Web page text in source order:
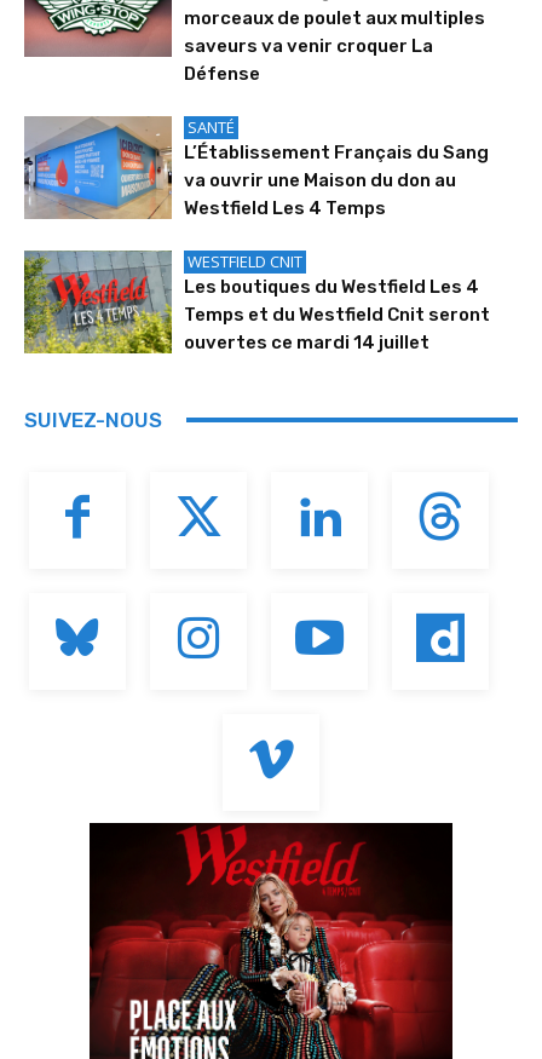
morceaux de poulet aux multiples
saveurs va venir croquer La
Défense
SANTÉ
L’Établissement Français du Sang
va ouvrir une Maison du don au
Westfield Les 4 Temps
WESTFIELD CNIT
Les boutiques du Westfield Les 4
Temps et du Westfield Cnit seront
ouvertes ce mardi 14 juillet
SUIVEZ-NOUS